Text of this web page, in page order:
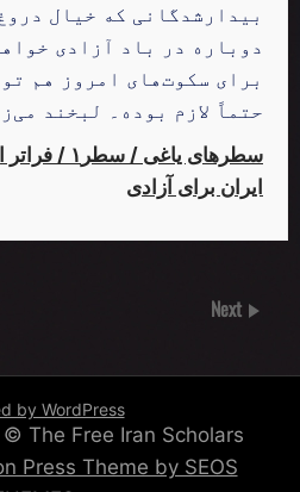
بیدارشدگانی که خیال
دوباره در باد آزادی
برای سکوت‌های امروز هم
حتماً لازم بوده۔ لبخند
سطرهای یاغی
ایران برای آزادی
Next
by WordPress
The Free Iran Scholars
Press Theme by SEOS